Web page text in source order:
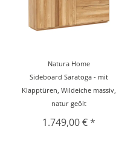
Natura Home
Sideboard Saratoga - mit
Klapptüren, Wildeiche massiv,
natur geölt
1.749,00 € *